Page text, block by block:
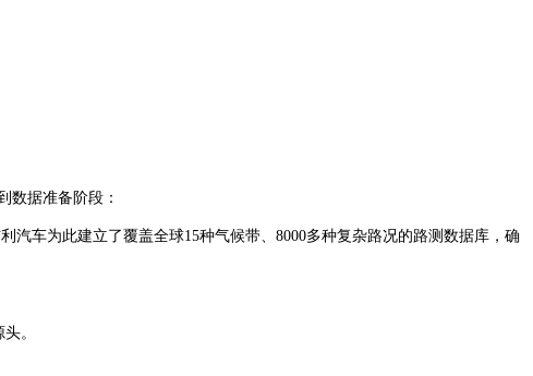
数据准备阶段：
汽车为此建立了覆盖全球15种气候带、8000多种复杂路况的路测数据库，确
。